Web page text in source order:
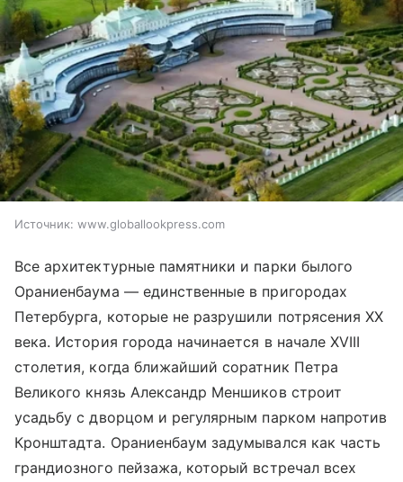
Источник: www.globallookpress.com
Все архитектурные памятники и парки былого
Ораниенбаума — единственные в пригородах
Петербурга, которые не разрушили потрясения XX
века. История города начинается в начале XVIII
столетия, когда ближайший соратник Петра
Великого князь Александр Меншиков строит
усадьбу с дворцом и регулярным парком напротив
Кронштадта. Ораниенбаум задумывался как часть
грандиозного пейзажа, который встречал всех